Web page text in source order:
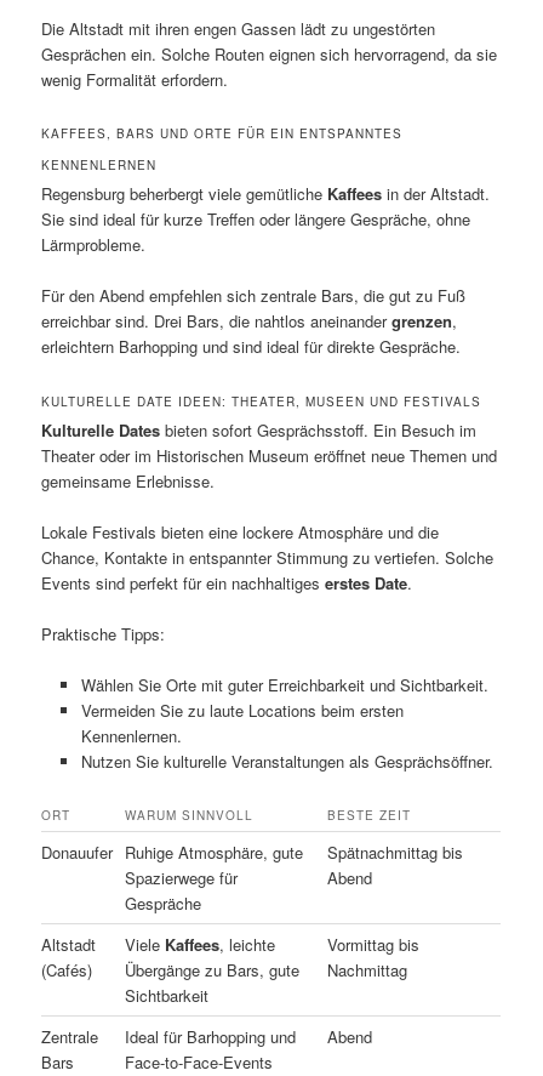
Die Altstadt mit ihren engen Gassen lädt zu ungestörten
Gesprächen ein. Solche Routen eignen sich hervorragend, da sie
wenig Formalität erfordern.
KAFFEES, BARS UND ORTE FÜR EIN ENTSPANNTES
KENNENLERNEN
Regensburg beherbergt viele gemütliche Kaffees in der Altstadt.
Sie sind ideal für kurze Treffen oder längere Gespräche, ohne
Lärmprobleme.
Für den Abend empfehlen sich zentrale Bars, die gut zu Fuß
erreichbar sind. Drei Bars, die nahtlos aneinandergrenzen,
erleichtern Barhopping und sind ideal für direkte Gespräche.
KULTURELLE DATE IDEEN: THEATER, MUSEEN UND FESTIVALS
Kulturelle Dates bieten sofort Gesprächsstoff. Ein Besuch im
Theater oder im Historischen Museum eröffnet neue Themen und
gemeinsame Erlebnisse.
Lokale Festivals bieten eine lockere Atmosphäre und die
Chance, Kontakte in entspannter Stimmung zu vertiefen. Solche
Events sind perfekt für ein nachhaltigeserstes Date.
Praktische Tipps:
Wählen Sie Orte mit guter Erreichbarkeit und Sichtbarkeit.
Vermeiden Sie zu laute Locations beim ersten
Kennenlernen.
Nutzen Sie kulturelle Veranstaltungen als Gesprächsöffner.
ORT WARUM SINNVOLL BESTE ZEIT
Donauufer Ruhige Atmosphäre, gute
Spazierwege für
Gespräche
Spätnachmittag bis
Abend
Altstadt
(Cafés)
Viele Kaffees, leichte
Übergänge zu Bars, gute
Sichtbarkeit
Vormittag bis
Nachmittag
Zentrale
Bars
Ideal für Barhopping und
Face-to-Face-Events
Abend